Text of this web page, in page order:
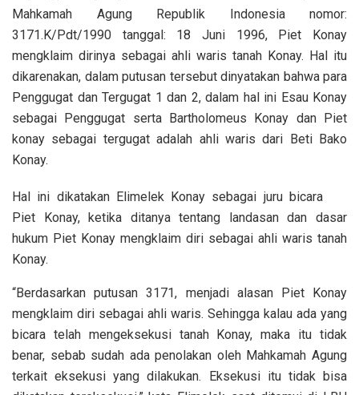
Mahkamah Agung Republik Indonesia nomor:
3171.K/Pdt/1990 tanggal: 18 Juni 1996, Piet Konay
mengklaim dirinya sebagai ahli waris tanah Konay. Hal itu
dikarenakan, dalam putusan tersebut dinyatakan bahwa para
Penggugat dan Tergugat 1 dan 2, dalam hal ini Esau Konay
sebagai Penggugat serta Bartholomeus Konay dan Piet
konay sebagai tergugat adalah ahli waris dari Beti Bako
Konay.
Hal ini dikatakan Elimelek Konay sebagai juru bicara
Piet Konay, ketika ditanya tentang landasan dan dasar
hukum Piet Konay mengklaim diri sebagai ahli waris tanah
Konay.
“Berdasarkan putusan 3171, menjadi alasan Piet Konay
mengklaim diri sebagai ahli waris. Sehingga kalau ada yang
bicara telah mengeksekusi tanah Konay, maka itu tidak
benar, sebab sudah ada penolakan oleh Mahkamah Agung
terkait eksekusi yang dilakukan. Eksekusi itu tidak bisa